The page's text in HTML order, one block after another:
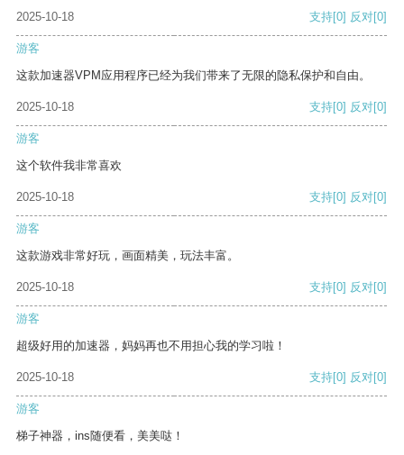
2025-10-18
支持[0] 反对[0]
游客
这款加速器VPM应用程序已经为我们带来了无限的隐私保护和自由。
2025-10-18 支持[0] 反对[0]
游客
这个软件我非常喜欢
2025-10-18 支持[0] 反对[0]
游客
这款游戏非常好玩，画面精美，玩法丰富。
2025-10-18 支持[0] 反对[0]
游客
超级好用的加速器，妈妈再也不用担心我的学习啦！
2025-10-18 支持[0] 反对[0]
游客
梯子神器，ins随便看，美美哒！